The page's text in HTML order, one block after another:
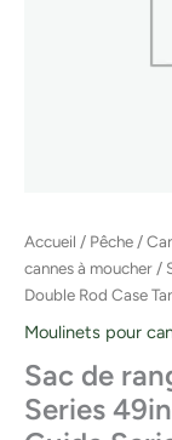
Accueil / Pêche /
cannes à moucher /
Double Rod Case
Moulinets pour
Sac de
Series